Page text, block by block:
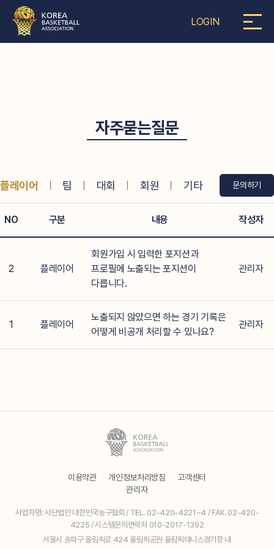
LOGIN
자주묻는질문
플레이어 팀 대회 회원 기타 문의하기
NO 구분 내용 작성자
2 플레이어
회원가입 시 입력한 포지션과
프로필에 노출되는 포지션이
다릅니다.
관리자
1 플레이어
노출되지 않았으면 하는 경기 기록은
어떻게 비공개 처리할 수 있나요?
관리자
이용약관 · 개인정보처리방침 · 고객센터
관리자
사업자명: 사단법인 대한민국농구협회 / TEL. 02-420-4221~4 / FAX. 02-420-
4225 / 시스템문의연락처 010-2017-1392
서울시 송파구 올림픽로 424 올림픽공원 올림픽테니스경기장 내